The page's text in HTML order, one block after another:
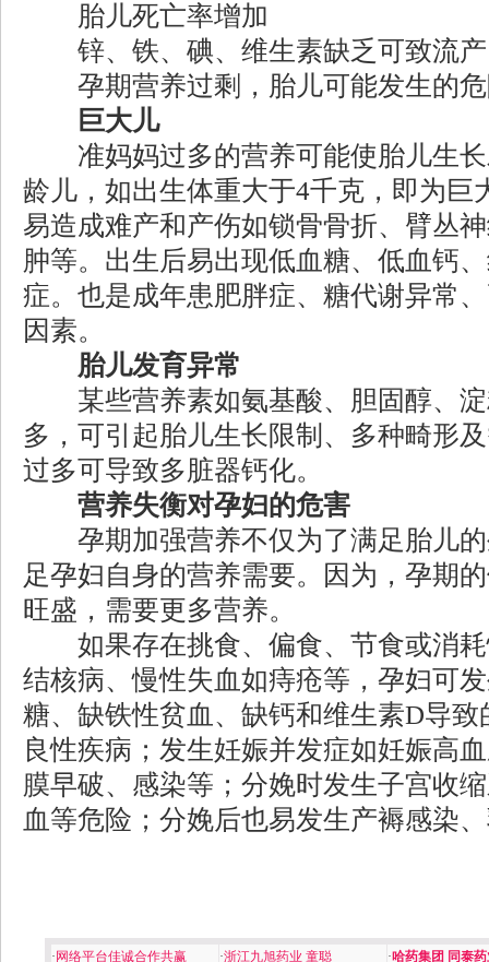
胎儿死亡率增加
锌、铁、碘、维生素缺乏可致流产
孕期营养过剩，胎儿可能发生的
巨大儿
准妈妈过多的营养可能使胎儿生长
龄儿，如出生体重大于4千克，即为巨
易造成难产和产伤如锁骨骨折、臂丛
肿等。出生后易出现低血糖、低血钙
症。也是成年患肥胖症、糖代谢异常
因素。
胎儿发育异常
某些营养素如氨基酸、胆固醇、淀
多，可引起胎儿生长限制、多种畸形
过多可导致多脏器钙化。
营养失衡对孕妇的危害
孕期加强营养不仅为了满足胎儿的
足孕妇自身的营养需要。因为，孕期
旺盛，需要更多营养。
如果存在挑食、偏食、节食或消耗
结核病、慢性失血如痔疮等，孕妇可
糖、缺铁性贫血、缺钙和维生素D导
良性疾病；发生妊娠并发症如妊娠高
膜早破、感染等；分娩时发生子宫收
血等危险；分娩后也易发生产褥感染
· 网络平台佳诚合作共赢 ·浙江九旭药业 童聪 ·哈药集团 同泰